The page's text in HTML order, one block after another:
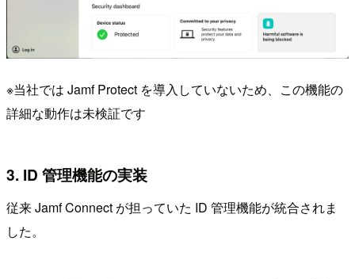
※当社では Jamf Protect を導入していないため、この機能の
詳細な動作は未検証です
3. ID 管理機能の実装
従来 Jamf Connect が担っていた ID 管理機能が統合されま
した。